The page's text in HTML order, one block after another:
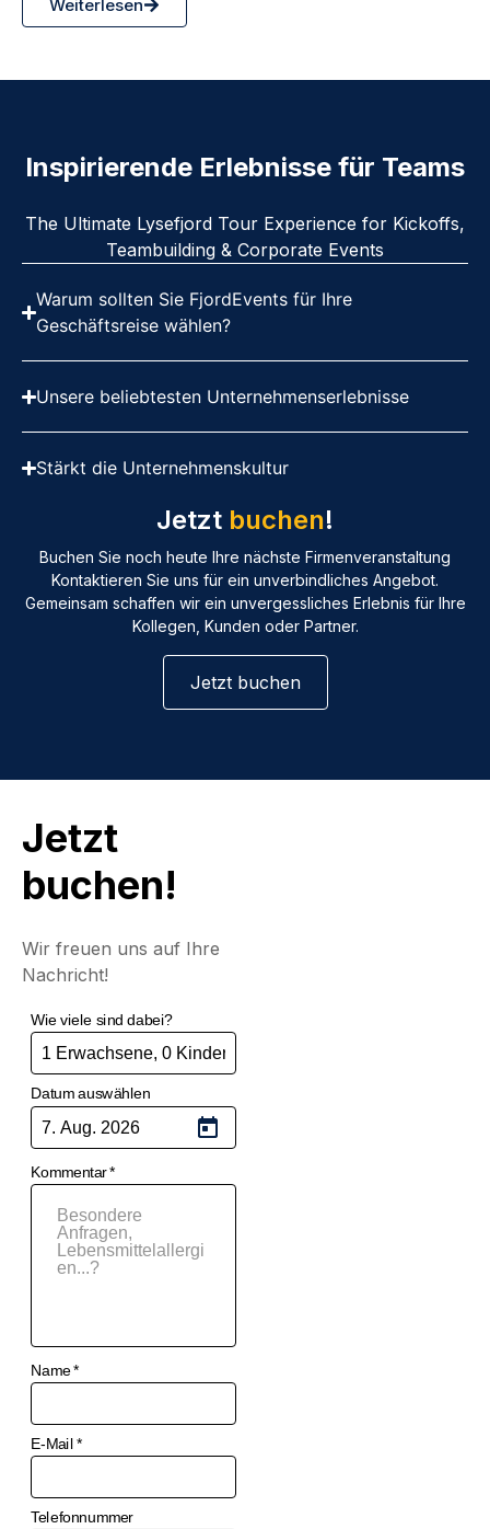
Weiterlesen
Inspirierende Erlebnisse für Teams
The Ultimate Lysefjord Tour Experience for Kickoffs,
Teambuilding & Corporate Events
Warum sollten Sie FjordEvents für Ihre
Geschäftsreise wählen?
Unsere beliebtesten Unternehmenserlebnisse
Stärkt die Unternehmenskultur
Jetzt buchen!
Buchen Sie noch heute Ihre nächste Firmenveranstaltung
Kontaktieren Sie uns für ein unverbindliches Angebot.
Gemeinsam schaffen wir ein unvergessliches Erlebnis für Ihre
Kollegen, Kunden oder Partner.
Jetzt buchen
Jetzt
buchen!
Wir freuen uns auf Ihre
Nachricht!